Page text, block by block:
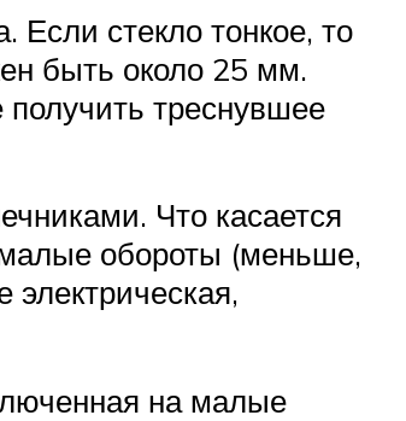
Если стекло тонкое, то
быть около 25 мм.
треснувшее
Что касается
малые обороты (меньше,
на малые